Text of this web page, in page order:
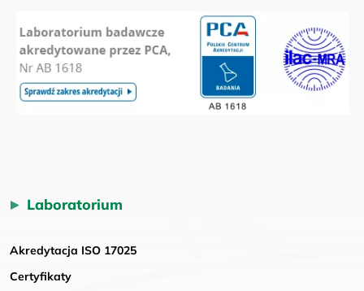
Laboratorium
Akredytacja ISO 17025
Certyfikaty